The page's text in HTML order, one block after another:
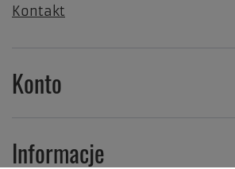
Kontakt
Konto
Informacje